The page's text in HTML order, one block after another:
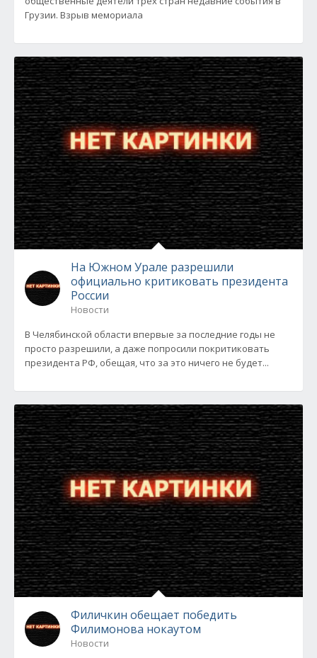
Грузии. Взрыв мемориала
На Южном Урале разрешили
официально критиковать президента
России
Новости
В Челябинской области впервые за последние годы не
просто разрешили, а даже попросили покритиковать
президента РФ, обещая, что за это ничего не будет...
Филичкин обещает победить
Филимонова нокаутом
Новости